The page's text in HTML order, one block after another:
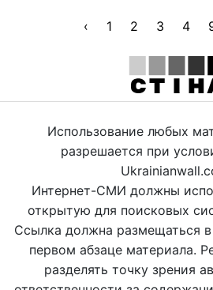
‹ 1 2 3 4
Использование любых
разрешается при
Интернет-СМИ должны
открытую для поисковых
Ссылка должна размещаться в
первом абзаце материала.
разделять точку зрения